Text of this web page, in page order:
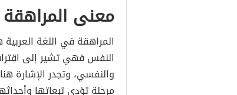
معنى المراهقة
المراهقة في اللغة
النفس فهي تشير إلى
والنفسي، وتجدر الإشارة
مرحلة تؤدي تبعاتها